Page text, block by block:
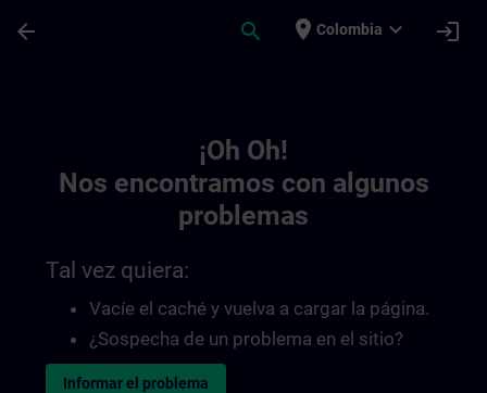
arrow_back search place Colombia expand_more login
¡Oh Oh!
Nos encontramos con algunos
problemas
Tal vez quiera:
Vacíe el caché y vuelva a cargar la página.
¿Sospecha de un problema en el sitio?
Informar el problema